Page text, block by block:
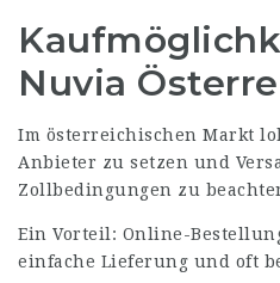
Nuvia
Im österreichischen Markt
Anbieter zu setzen und
Zollbedingungen zu
Ein Vorteil: Online-
einfache Lieferung und oft